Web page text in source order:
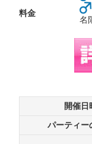
料金
名
開催日
パーティー